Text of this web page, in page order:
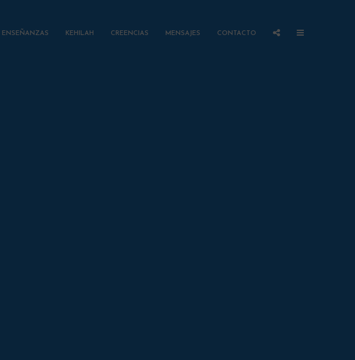
ENSEÑANZAS KEHILAH CREENCIAS MENSAJES CONTACTO